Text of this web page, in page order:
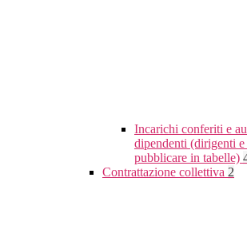
Incarichi conferiti e
dipendenti (dirigenti
pubblicare in tabelle)
Contrattazione collettiva 2